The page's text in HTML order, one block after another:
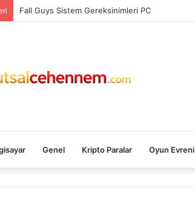
Fall Guys Sistem Gereksinimleri PC
Genel Kripto Paralar Oyun Evreni